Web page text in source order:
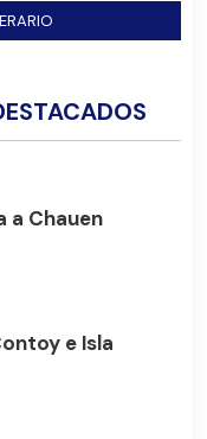
a Chauen
e Isla